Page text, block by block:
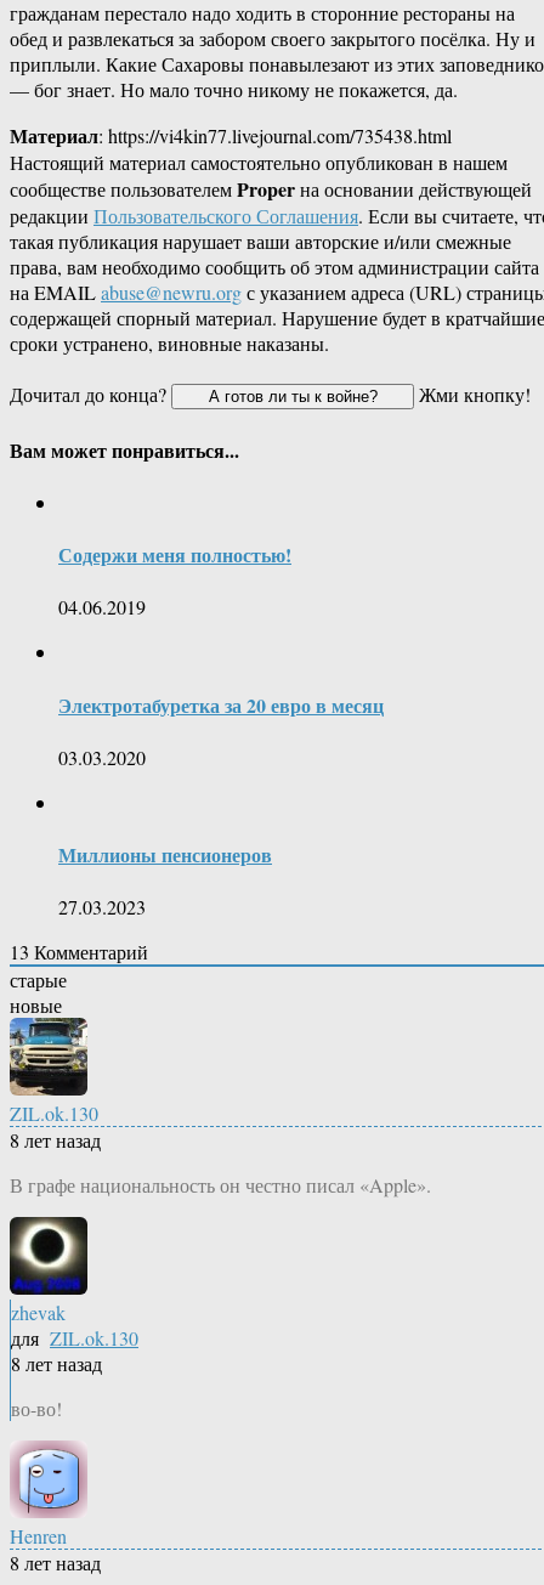
гражданам перестало надо ходить в сторонние рестораны на
обед и развлекаться за забором своего закрытого посёлка. Ну и
приплыли. Какие Сахаровы понавылезают из этих
— бог знает. Но мало точно никому не покажется, да.
Материал: https://vi4kin77.livejournal.com/735438.html
Настоящий материал самостоятельно опубликован в нашем
сообществе пользователемProperна основании действующей
редакции Пользовательского Соглашения. Если вы считаете,
такая публикация нарушает ваши авторские и/или смежные
права, вам необходимо сообщить об этом администрации сайта
на EMAILabuse@newru.orgс указанием адреса (URL)
содержащей спорный материал. Нарушение будет в кратчайшие
сроки устранено, виновные наказаны.
Дочитал до конца?
Жми кнопку!
Вам может понравиться...
Содержи меня полностью!
04.06.2019
Электротабуретка за 20 евро в месяц
03.03.2020
Миллионы пенсионеров
27.03.2023
13 Комментарий
старые
новые
ZIL.ok.130
8 лет назад
В графе национальность он честно писал «Apple».
zhevak
для ZIL.ok.130
8 лет назад
во-во!
Henren
8 лет назад